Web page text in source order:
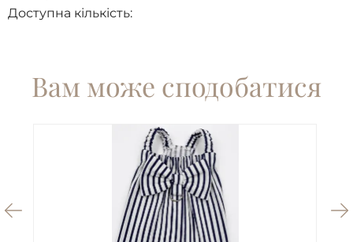
Доступна кількість:
Вам може сподобатися